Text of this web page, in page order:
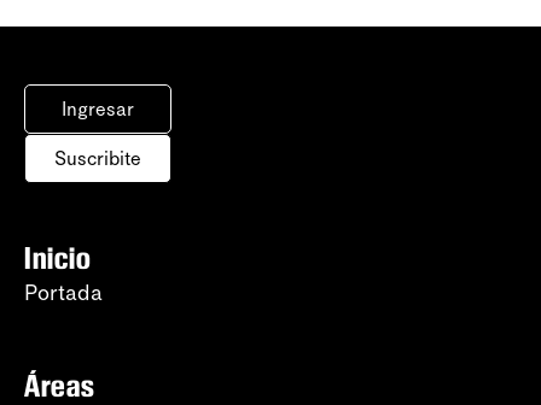
Ingresar
Suscribite
Inicio
Portada
Áreas